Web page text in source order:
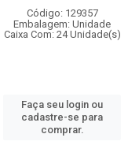
Código: 129357
Embalagem: Unidade
Caixa Com: 24 Unidade(s)
Faça seu login ou
cadastre-se para
comprar.